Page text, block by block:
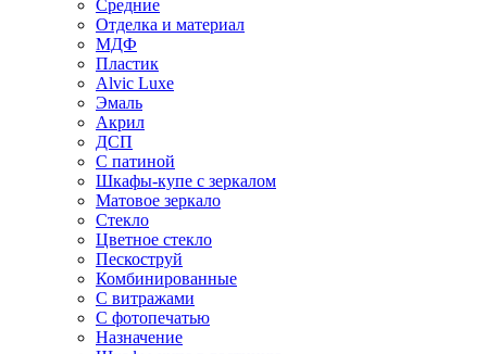
Средние
Отделка и материал
МДФ
Пластик
Alvic Luxe
Эмаль
Акрил
ДСП
С патиной
Шкафы-купе с зеркалом
Матовое зеркало
Стекло
Цветное стекло
Пескоструй
Комбинированные
С витражами
С фотопечатью
Назначение